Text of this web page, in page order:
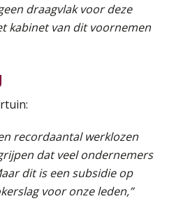
draagvlak voor deze
kabinet van dit voornemen
recordaantal werklozen
dat veel ondernemers
dit is een subsidie op
voor onze leden,”
Online cursus Wwft voor salarisadministrateurs (inclusief praktijkmodellen)
Online cursus Bedingen in de arbeidsovereenkomst